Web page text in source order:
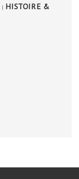
| HISTOIRE &